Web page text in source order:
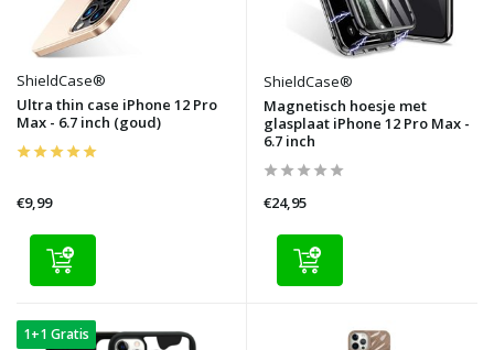
ShieldCase®
Ultra thin case iPhone 12 Pro
Max - 6.7 inch (goud)
€9,99
ShieldCase®
Magnetisch hoesje met
glasplaat iPhone 12 Pro Max -
6.7 inch
€24,95
1+1 Gratis